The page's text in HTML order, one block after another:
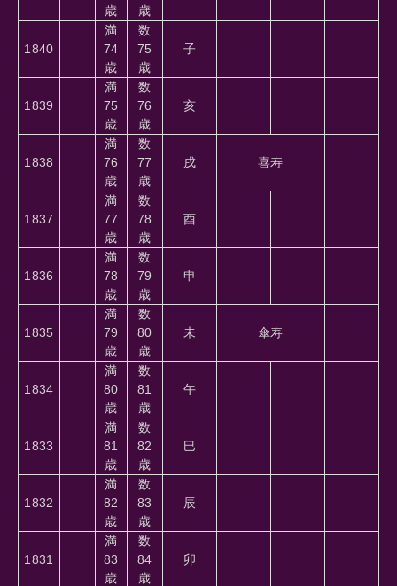
歳
歳
1840
満
74
歳
数
75
歳
子
1839
満
75
歳
数
76
歳
亥
1838
満
76
歳
数
77
歳
戌 喜寿
1837
満
77
歳
数
78
歳
酉
1836
満
78
歳
数
79
歳
申
1835
満
79
歳
数
80
歳
未 傘寿
1834
満
80
歳
数
81
歳
午
1833
満
81
歳
数
82
歳
巳
1832
満
82
歳
数
83
歳
辰
1831
満
83
歳
数
84
歳
卯